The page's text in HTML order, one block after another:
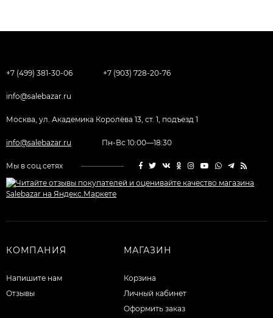
+7 (499) 381-30-06 +7 (903) 728-20-76
info@salebazar.ru
Москва, ул. Академика Королёва 13, ст. 1, подъезд 1
info@salebazar.ru Пн-Вс 10:00—18:30
Мы в соц.сетях
КОМПАНИЯ
Напишите нам
Отзывы
МАГАЗИН
Корзина
Личный кабинет
Оформить заказ